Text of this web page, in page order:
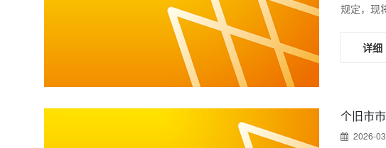
规定，现
详细
个旧市
2026-